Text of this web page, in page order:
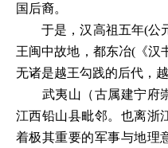
国后裔。
于是，汉高祖五年(公
王闽中故地，都东冶(《汉
无诸是越王勾践的后代，
武夷山（古属建宁府
江西铅山县毗邻。也离浙
着极其重要的军事与地理